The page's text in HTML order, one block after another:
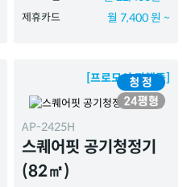
제휴카드 월 7,400 원 ~
[프로모션 진행중]
AP-2425H
스퀘어핏 공기청정기
(82㎡)